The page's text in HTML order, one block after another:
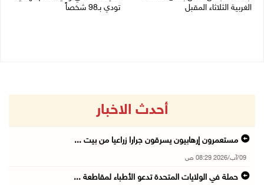
الغربية الثلاثاء المقبل
تودي بـ98 شخصاً
أحدث الاخبار
مستعمرون إرهابيون يسرقون جرارا زراعيا من بيت ...
09/آب/2026 08:29 ص
حملة في الولايات المتحدة تدعو الأطباء لمقاطعة ...